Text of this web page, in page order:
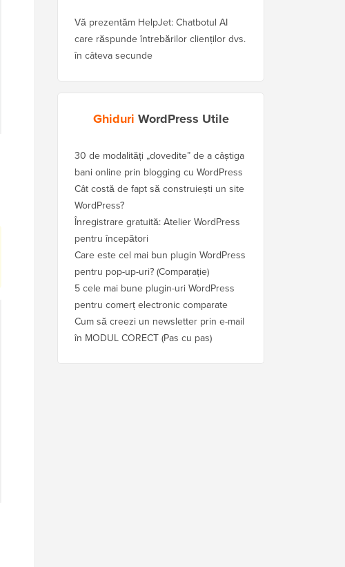
Vă prezentăm HelpJet: Chatbotul AI
care răspunde întrebărilor clienților dvs.
în câteva secunde
Ghiduri WordPress Utile
30 de modalități „dovedite” de a câștiga
bani online prin blogging cu WordPress
Cât costă de fapt să construiești un site
WordPress?
Înregistrare gratuită: Atelier WordPress
pentru începători
Care este cel mai bun plugin WordPress
pentru pop-up-uri? (Comparație)
5 cele mai bune plugin-uri WordPress
pentru comerț electronic comparate
Cum să creezi un newsletter prin e-mail
în MODUL CORECT (Pas cu pas)